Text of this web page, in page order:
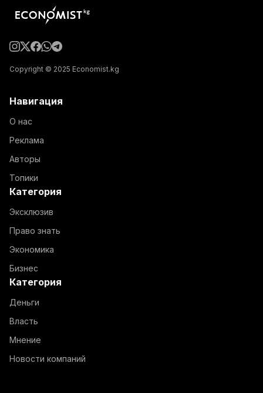
Copyright © 2025 Economist.kg
Навигация
О нас
Реклама
Авторы
Топики
Категория
Эксклюзив
Право знать
Экономика
Бизнес
Категория
Деньги
Власть
Мнение
Новости компаний